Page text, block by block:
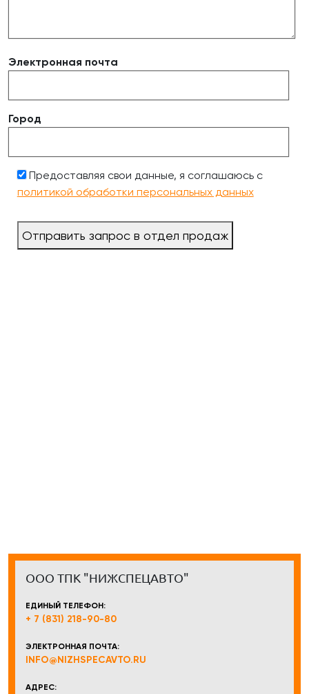
Электронная почта
Город
Предоставляя свои данные, я соглашаюсь с
политикой обработки персональных данных
Отправить запрос в отдел продаж
ООО ТПК "НИЖСПЕЦАВТО"
ЕДИНЫЙ ТЕЛЕФОН:
+ 7 (831) 218-90-80
ЭЛЕКТРОННАЯ ПОЧТА:
INFO@NIZHSPECAVTO.RU
АДРЕС: